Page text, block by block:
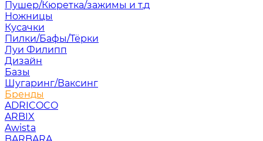
Пушер/Кюретка/зажимы и т.д
Ножницы
Кусачки
Пилки/Бафы/Тёрки
Луи Филипп
Дизайн
Базы
Шугаринг/Ваксинг
Бренды
ADRICOCO
ARBIX
Awista